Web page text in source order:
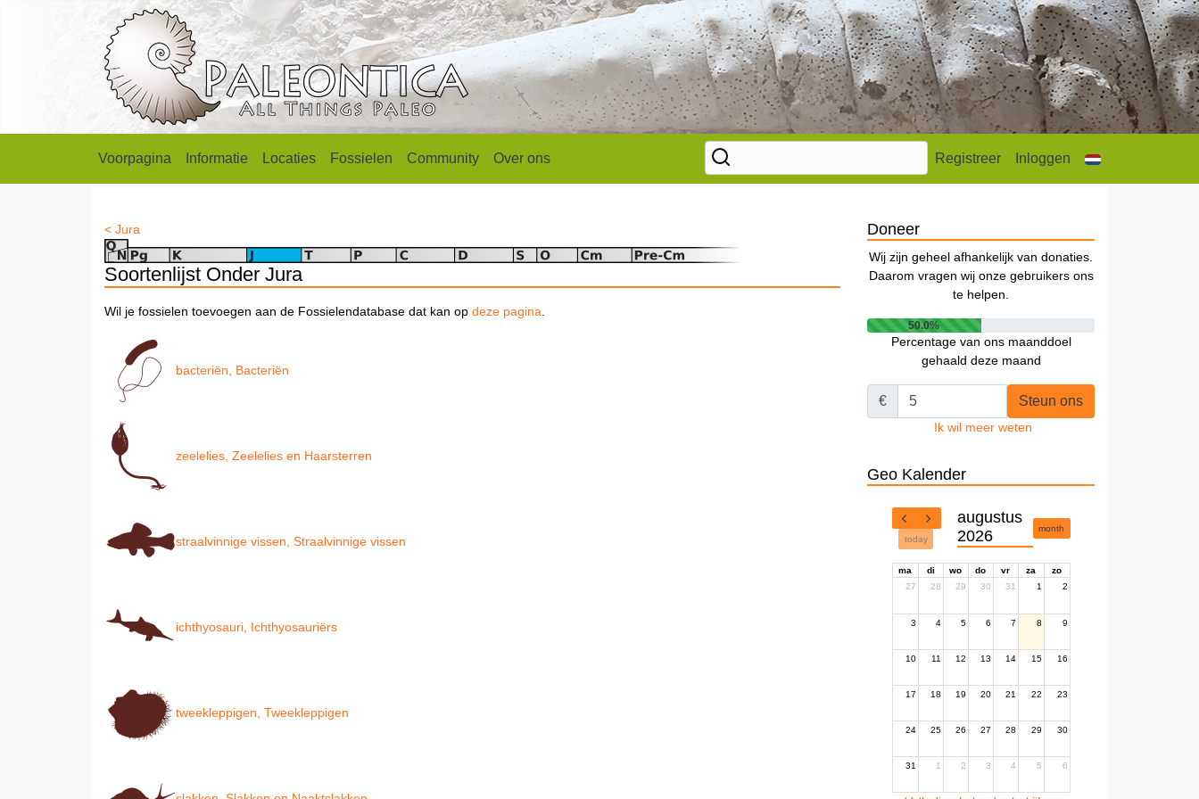
Voorpagina Informatie Locaties Fossielen Community Over ons Registreer Inloggen
< Jura
Soortenlijst Onder Jura
Wil je fossielen toevoegen aan de Fossielendatabase dat kan op deze pagina
bacteriën, Bacteriën
zeelelies, Zeelelies en Haarsterren
straalvinnige vissen, Straalvinnige vissen
ichthyosauri, Ichthyosauriërs
tweekleppigen, Tweekleppigen
Doneer
Wij zijn geheel afhankelijk van donaties.
Daarom vragen wij onze gebruikers ons
te helpen.
50.0%
Percentage van ons maanddoel
gehaald deze maand
€ Steun ons
Ik wil meer weten
Geo Kalender
today
augustus
2026
month
ma di wo do vr za
zo
27
28 29 30 31 1 2
3 4 5 6 7 8 9
10 11 12 13 14 15 16
17 18 19 20 21 22 23
24 25 26 27 28 29 30
31 1 2 3 4 5 6